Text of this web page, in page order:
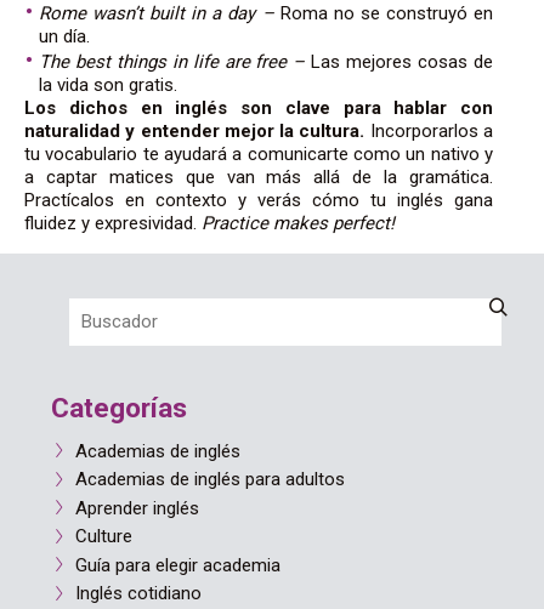
Rome wasn’t built in a day –Roma no se construyó en
un día.
The best things in life are free – Las mejores cosas de
la vida son gratis.
Los dichos en inglés son clave para hablar con
naturalidad y entender mejor la cultura. Incorporarlos a
tu vocabulario te ayudará a comunicarte como un nativo y
a captar matices que van más allá de la gramática.
Practícalos en contexto y verás cómo tu inglés gana
fluidez y expresividad. Practice makes perfect!
Categorías
Academias de inglés
Academias de inglés para adultos
Aprender inglés
Culture
Guía para elegir academia
Inglés cotidiano